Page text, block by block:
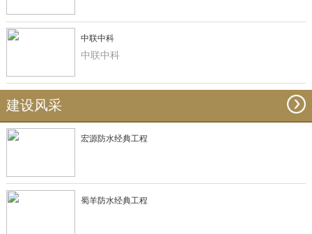
中联中科
中联中科
建设风采
宏源防水经典工程
蜀羊防水经典工程